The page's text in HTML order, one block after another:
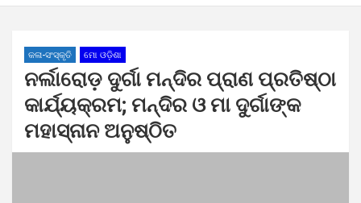
କଳା-ସଂସ୍କୃତି ମୋ ଓଡ଼ିଶା
ନର୍ଲାରୋଡ଼ ଦୁର୍ଗା ମନ୍ଦିର ପ୍ରାଣ ପ୍ରତିଷ୍ଠା
କାର୍ଯ୍ୟକ୍ରମ; ମନ୍ଦିର ଓ ମା ଦୁର୍ଗାଙ୍କ
ମହାସ୍ନାନ ଅନୁଷ୍ଠିତ